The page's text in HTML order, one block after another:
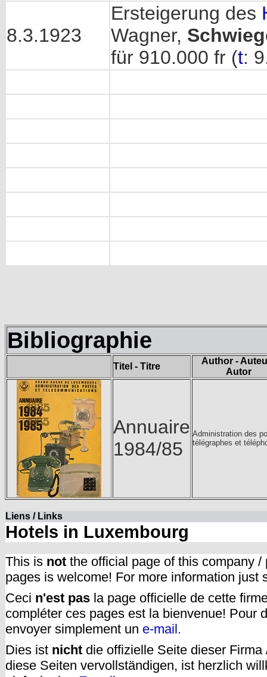
8.3.1923
Ersteigerung des
Wagner,
für 910.000 fr (t:
Bibliographie
Titel - Titre
Author -
Autor
Annuaire
1984/85
Administration des
télégraphes et
Liens / Links
Hotels in Luxembourg
This is not the official page of this company
pages is welcome! For more information just
Ceci n'est pas la page officielle de cette
compléter ces pages est la bienvenue! Pour
envoyer simplement un e-mail.
Dies ist nicht die offizielle Seite dieser
diese Seiten vervollständigen, ist herzlich